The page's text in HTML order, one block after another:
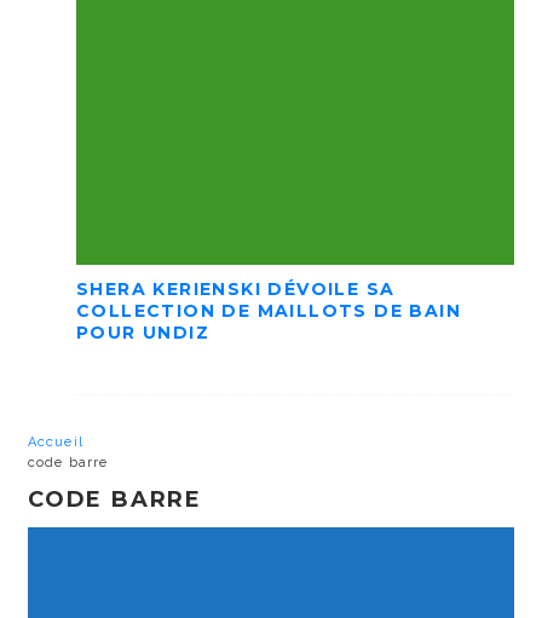
SHERA KERIENSKI DÉVOILE SA
COLLECTION DE MAILLOTS DE BAIN
POUR UNDIZ
Accueil
code barre
CODE BARRE